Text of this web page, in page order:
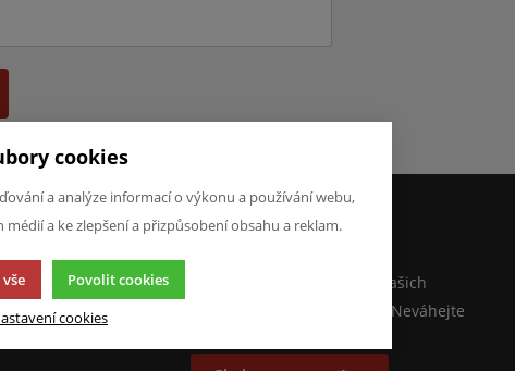
Chcete nám něco sdělit o našich
produktech nebo e-shopu? Neváhejte
Chci napsat zprávu
cookies
a analýze informací o výkonu a používání webu,
a ke zlepšení a přizpůsobení obsahu a reklam.
Povolit cookies
cookies